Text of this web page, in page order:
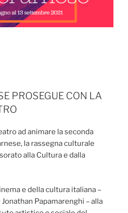
PROSEGUE CON LA
ad animare la seconda
la rassegna culturale
alla Cultura e dalla
e della cultura italiana –
Papamarenghi – alla